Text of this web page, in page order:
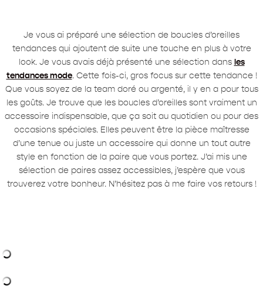
Je vous ai préparé une sélection de boucles d’oreilles
tendances qui ajoutent de suite une touche en plus à votre
look. Je vous avais déjà présenté une sélection dans les
tendances mode. Cette fois-ci, gros focus sur cette tendance !
Que vous soyez de la team doré ou argenté, il y en a pour tous
les goûts. Je trouve que les boucles d’oreilles sont vraiment un
accessoire indispensable, que ça soit au quotidien ou pour des
occasions spéciales. Elles peuvent être la pièce maîtresse
d’une tenue ou juste un accessoire qui donne un tout autre
style en fonction de la paire que vous portez. J’ai mis une
sélection de paires assez accessibles, j’espère que vous
trouverez votre bonheur. N’hésitez pas à me faire vos retours !